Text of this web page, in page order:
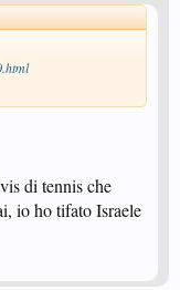
di tennis che
io ho tifato Israele